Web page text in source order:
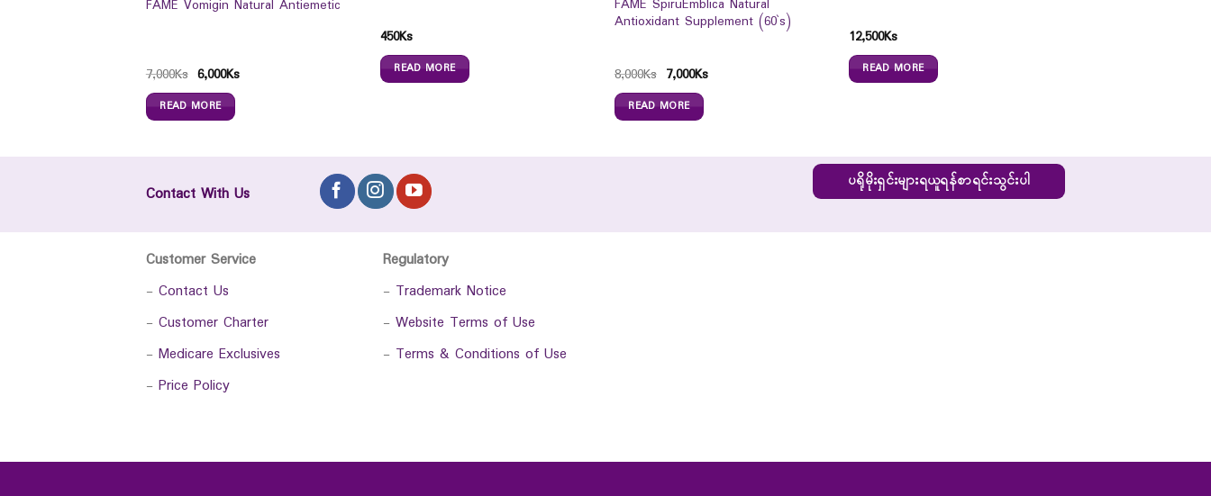
FAME Vomigin Natural Antiemetic
7,000Ks 6,000Ks
READ MORE
450Ks
READ MORE
FAME SpiruEmblica Natural
Antioxidant Supplement (60`s)
8,000Ks 7,000Ks
READ MORE
12,500Ks
READ MORE
Contact With Us
ပရိုမိုးရှင်းများရယူရန်စာရင်းသွင်းပါ
Customer Service
- Contact Us
- Customer Charter
- Medicare Exclusives
- Price Policy
Regulatory
- Trademark Notice
- Website Terms of Use
- Terms & Conditions of Use